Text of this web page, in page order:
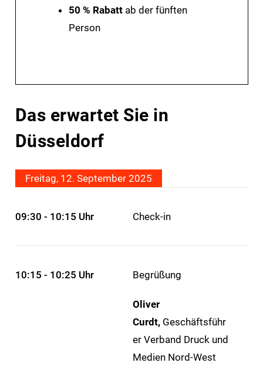
50 % Rabatt ab der fünften
Person
Das erwartet Sie in
Düsseldorf
Freitag, 12. September 2025
09:30 - 10:15 Uhr Check-in
10:15 - 10:25 Uhr Begrüßung
Oliver
Curdt, Geschäftsführ
er Verband Druck und
Medien Nord-West